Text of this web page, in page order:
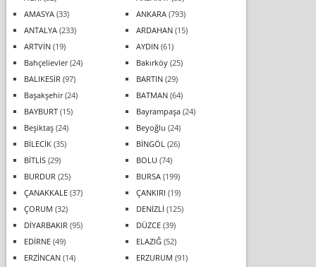
AMASYA(33) ANKARA(793)
ANTALYA(233) ARDAHAN(15)
ARTVİN(19) AYDIN(61)
Bahçelievler(24) Bakırköy(25)
BALIKESİR (97) BARTIN(29)
Başakşehir(24) BATMAN(64)
BAYBURT(15) Bayrampaşa(24)
Beşiktaş(24) Beyoğlu (24)
BİLECİK(35) BİNGÖL (26)
BİTLİS(29) BOLU (74)
BURDUR (25) BURSA(199)
ÇANAKKALE(37) ÇANKIRI (19)
ÇORUM (32) DENİZLİ (125)
DİYARBAKIR (95) DÜZCE(39)
EDİRNE(49) ELAZIĞ(52)
ERZİNCAN(14) ERZURUM (91)